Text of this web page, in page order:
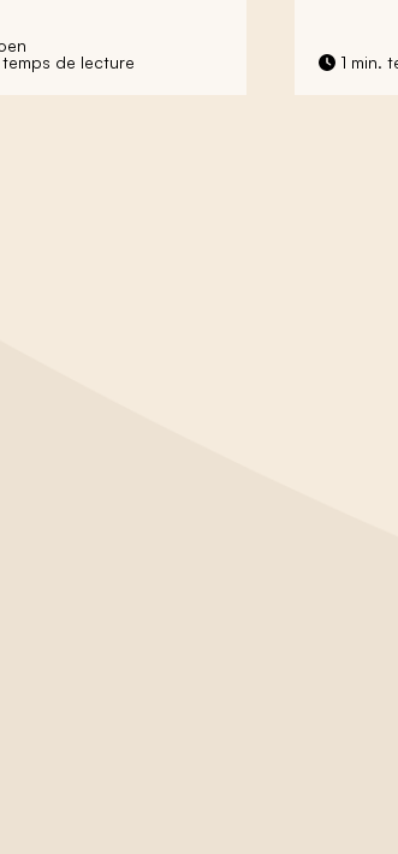
temps de lecture
1 min.